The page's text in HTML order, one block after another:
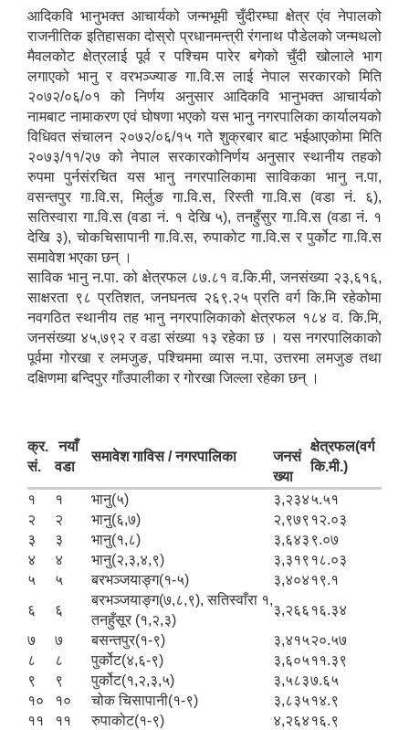
आदिकवि भानुभक्त आचार्यको जन्मभूमी चुँदीरम्घा क्षेत्र एंव नेपालको
राजनीतिक इतिहासका दोस्रो प्रधानमन्त्री रंगनाथ पौडेलको जन्मथलो
मैवलकोट क्षेत्रलाई पूर्व र पश्चिम पारेर बगेको चुँदी खोलाले भाग
लगाएको भानु र वरभञ्ज्याङ गा.वि.स लाई नेपाल सरकारको मिति
२०७२/०६/०१ को निर्णय अनुसार आदिकवि भानुभक्त आचार्यको
नामबाट नामाकरण एवं घोषणा भएको यस भानु नगरपालिका कार्यालयको
विधिवत संचालन २०७२/०६/१५ गते शुक्रबार बाट भईआएकोमा मिति
२०७३/११/२७ को नेपाल सरकारकोनिर्णय अनुसार स्थानीय तहको
रुपमा पुर्नसंरचित यस भानु नगरपालिकामा साविकका भानु न.पा,
वसन्तपुर गा.वि.स, मिर्लुङ गा.वि.स, रिस्ती गा.वि.स (वडा नं. ६),
सतिस्वारा गा.वि.स (वडा नं. १ देखि ५), तनहुँसुर गा.वि.स (वडा नं. १
देखि ३), चोकचिसापानी गा.वि.स, रुपाकोट गा.वि.स र पुर्कोट गा.वि.स
समावेश भएका छन् ।
साविक भानु न.पा. को क्षेत्रफल ८७.८१ व.कि.मी, जनसंख्या २३,६१६,
साक्षरता ९८ प्रतिशत, जनघनत्व २६९.२५ प्रति वर्ग कि.मि रहेकोमा
नवगठित स्थानीय तह भानु नगरपालिकाको क्षेत्रफल १८४ व. कि.मि,
जनसंख्या ४५,७९२ र वडा संख्या १३ रहेका छ । यस नगरपालिकाको
पूर्वमा गोरखा र लमजुङ, पश्चिममा व्यास न.पा, उत्तरमा लमजुङ तथा
दक्षिणमा बन्दिपुर गाँउपालीका र गोरखा जिल्ला रहेका छन् ।
क्र.
सं.
नयाँ
वडा
समावेश गाविस / नगरपालिका
जनसं
ख्या
क्षेत्रफल(वर्ग
कि.मी.)
१ १ भानु(५) ३,२३४५.५१
२
२ भानु(६,७) २,९७९१२.०३
३
३ भानु(१,८) ३,६४३ ९.०७
४
४ भानु(२,३,४,९) ३,३१९१८.०३
५
५ बरभञ्‍जयाङ्ग(१-५) ३,४०४१९.१
६
६
बरभञ्‍जयाङ्ग(७,८,९), सतिस्वाँरा १,
तनहुँसूर (१,२,३)
३,२६६१६.३४
७
७ बसन्तपुर(१-९) ३,४१५२०.५७
८
८ पुर्कोट(४,६-९) ३,६०५११.३९
९
९ पुर्कोट(१,२,३,५) ३,५८३७.६५
१०
१० चोक चिसापानी(१-९) ३,८३५१४.९
११
११ रुपाकोट(१-९) ४,२६४१६.९